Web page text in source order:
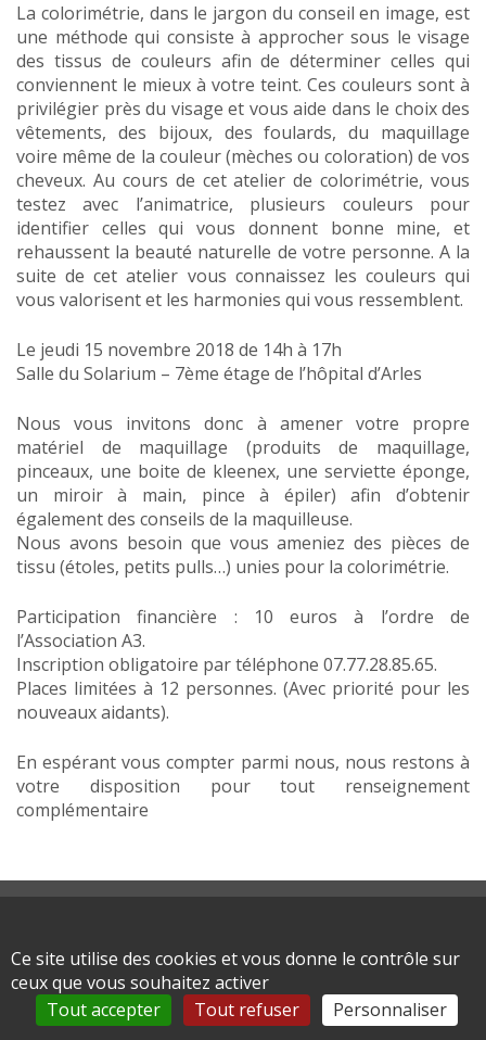
La colorimétrie, dans le jargon du conseil en image, est
une méthode qui consiste à approcher sous le visage
des tissus de couleurs afin de déterminer celles qui
conviennent le mieux à votre teint. Ces couleurs sont à
privilégier près du visage et vous aide dans le choix des
vêtements, des bijoux, des foulards, du maquillage
voire même de la couleur (mèches ou coloration) de vos
cheveux. Au cours de cet atelier de colorimétrie, vous
testez avec l’animatrice, plusieurs couleurs pour
identifier celles qui vous donnent bonne mine, et
rehaussent la beauté naturelle de votre personne. A la
suite de cet atelier vous connaissez les couleurs qui
vous valorisent et les harmonies qui vous ressemblent.
Le jeudi 15 novembre 2018 de 14h à 17h
Salle du Solarium – 7ème étage de l’hôpital d’Arles
Nous vous invitons donc à amener votre propre
matériel de maquillage (produits de maquillage,
pinceaux, une boite de kleenex, une serviette éponge,
un miroir à main, pince à épiler) afin d’obtenir
également des conseils de la maquilleuse.
Nous avons besoin que vous ameniez des pièces de
tissu (étoles, petits pulls…) unies pour la colorimétrie.
Participation financière : 10 euros à l’ordre de
l’Association A3.
Inscription obligatoire par téléphone 07.77.28.85.65.
Places limitées à 12 personnes. (Avec priorité pour les
nouveaux aidants).
En espérant vous compter parmi nous, nous restons à
votre disposition pour tout renseignement
complémentaire
Plan du site Mentions légales
Ce site utilise des cookies et vous donne le contrôle sur
ceux que vous souhaitez activer
Tout accepter
Tout refuser Personnaliser